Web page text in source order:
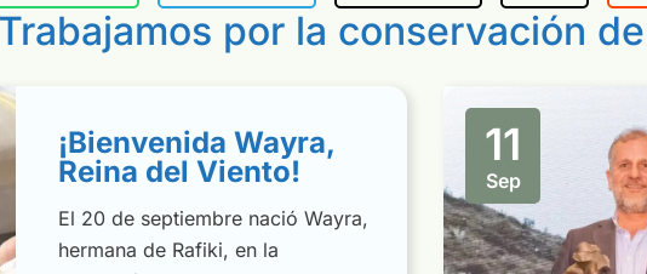
¡Trabajamos por la conservación de
¡Bienvenida Wayra,
Reina del Viento!
El 20 de septiembre nació Wayra,
hermana de Rafiki, en la
11
Sep